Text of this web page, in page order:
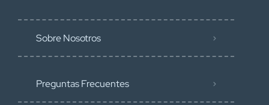
Sobre Nosotros
Preguntas Frecuentes